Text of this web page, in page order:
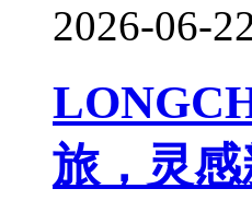
2026-06-
旅，灵